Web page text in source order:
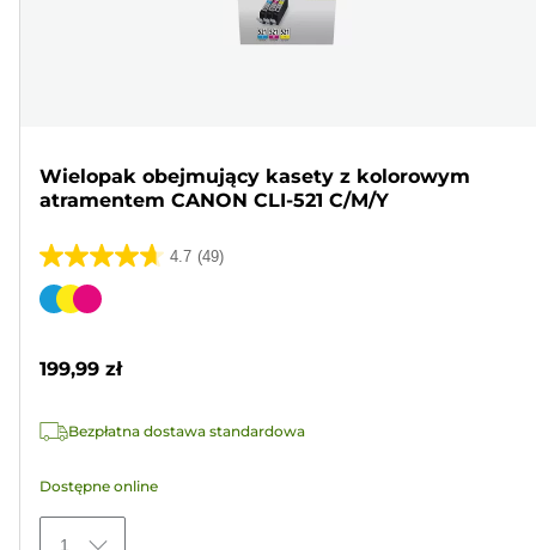
Wielopak obejmujący kasety z kolorowym
atramentem CANON CLI-521 C/M/Y
4.7 (49)
4.7
na
49
Wkład
199,99 zł
Bezpłatna dostawa standardowa
Dostępne online
1